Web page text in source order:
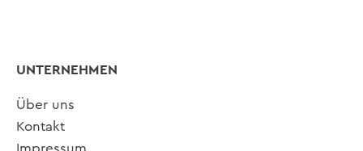
UNTERNEHMEN
Über uns
Kontakt
Impressum